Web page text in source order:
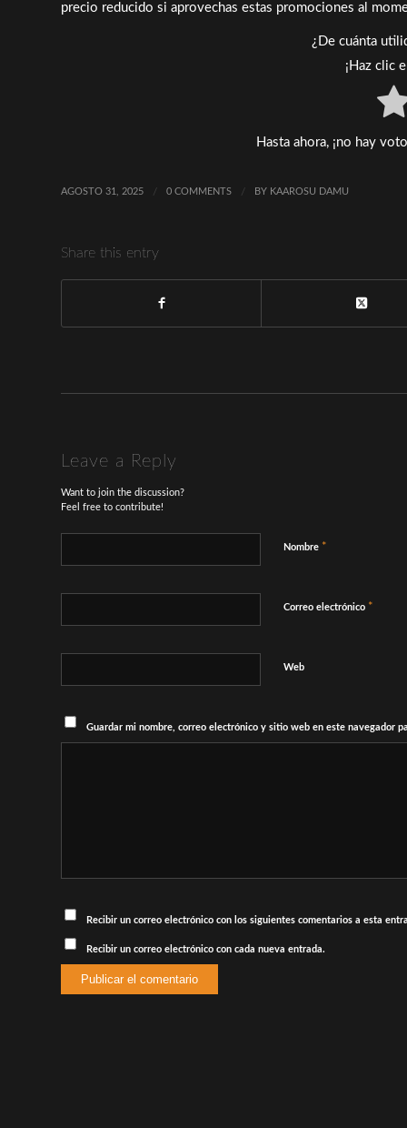
precio reducido si aprovechas estas promociones al
¿De cuánta
¡Haz clic
Hasta ahora, ¡no hay
AGOSTO 31, 2025 / 0 COMMENTS / BY KAAROSU DAMU
Share this entry
Leave a Reply
Want to join the discussion?
Feel free to contribute!
Nombre *
Correo electrónico *
Web
Guardar mi nombre, correo electrónico y sitio web en este navegador
Recibir un correo electrónico con los siguientes comentarios a esta
Recibir un correo electrónico con cada nueva entrada.